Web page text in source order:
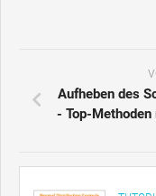
Aufheben des
- Top-